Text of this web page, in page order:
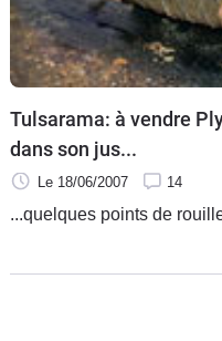
Tulsarama: à vendre
dans son jus...
Le 18/06/2007 14
...quelques points de